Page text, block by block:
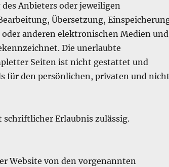
Anbieters oder jeweiligen
Übersetzung,
anderen elektronischen Medien und
Die unerlaubte
Seiten ist nicht gestattet und
für den persönlichen, privaten und nicht
schriftlicher Erlaubnis zulässig.
Website von den vorgenannten